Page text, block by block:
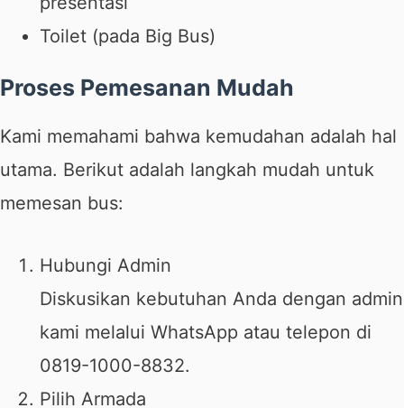
Toilet (pada Big Bus)
Proses Pemesanan Mudah
Kami memahami bahwa kemudahan adalah hal
utama. Berikut adalah langkah mudah untuk
memesan bus:
Hubungi Admin
Diskusikan kebutuhan Anda dengan admin
kami melalui WhatsApp atau telepon di
0819-1000-8832.
Pilih Armada